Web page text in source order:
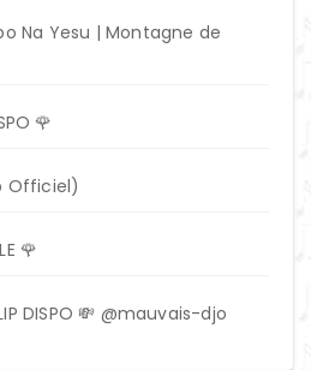
Na Yesu | Montagne de
🌹
Officiel)
🌹
DISPO 💸 @mauvais-djo